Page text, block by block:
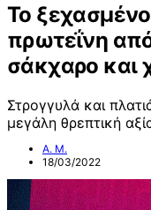
Το
πρωτεΐνη
σάκχαρο και
Στρογγυλά και
μεγάλη θρεπτική
Α. Μ.
18/03/2022